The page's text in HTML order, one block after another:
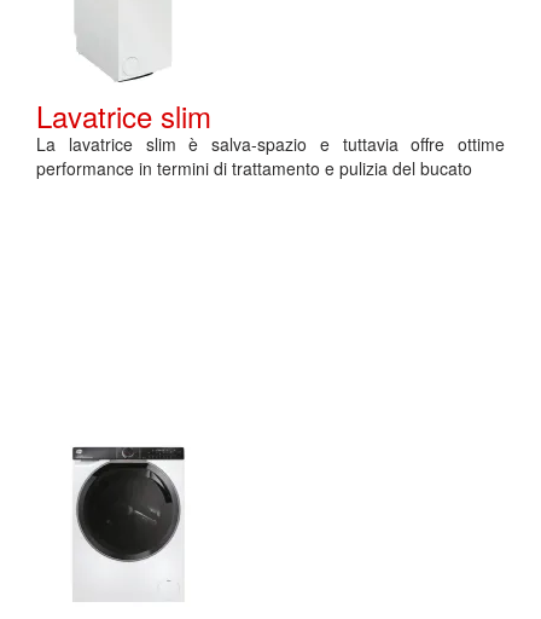
Lavatrice slim
La lavatrice slim è salva-spazio e tuttavia offre ottime
performance in termini di trattamento e pulizia del bucato